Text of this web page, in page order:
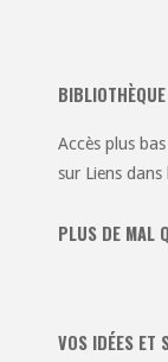
Accès plus
sur Liens
PLUS DE MAL
VOS IDÉES ET